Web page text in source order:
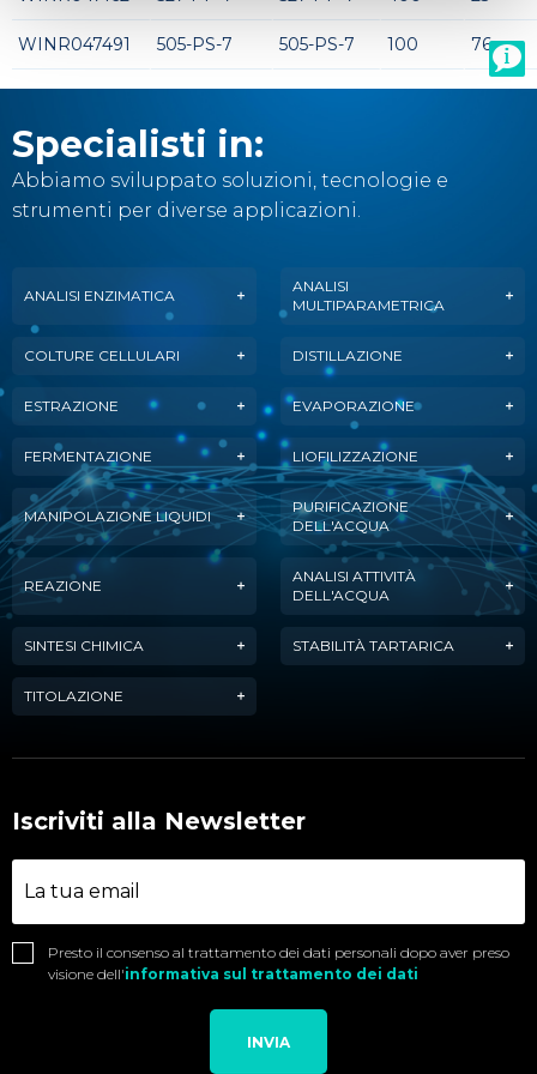
WINR047491 505-PS-7 505-PS-7 100 76
Specialisti in:
Abbiamo sviluppato soluzioni, tecnologie e
strumenti per diverse applicazioni.
ANALISI ENZIMATICA
ANALISI
MULTIPARAMETRICA
COLTURE CELLULARI DISTILLAZIONE
ESTRAZIONE EVAPORAZIONE
FERMENTAZIONE LIOFILIZZAZIONE
MANIPOLAZIONE LIQUIDI
PURIFICAZIONE
DELL'ACQUA
REAZIONE
ANALISI ATTIVITÀ
DELL'ACQUA
SINTESI CHIMICA STABILITÀ TARTARICA
TITOLAZIONE
Iscriviti alla Newsletter
Presto il consenso al trattamento dei dati personali dopo aver preso
visione dell'informativa sul trattamento dei dati
INVIA